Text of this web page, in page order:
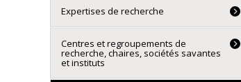
Expertises de recherche
Centres et regroupements de
recherche, chaires, sociétés savantes
et instituts